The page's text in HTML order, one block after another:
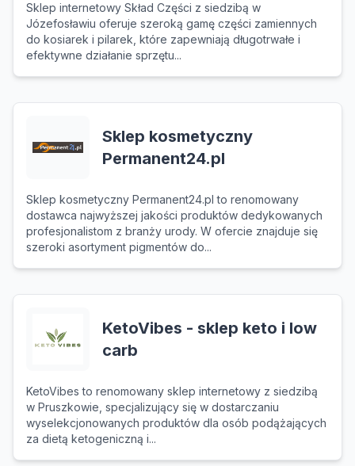
Sklep internetowy Skład Części z siedzibą w
Józefosławiu oferuje szeroką gamę części zamiennych
do kosiarek i pilarek, które zapewniają długotrwałe i
efektywne działanie sprzętu...
Sklep kosmetyczny
Permanent24.pl
Sklep kosmetyczny Permanent24.pl to renomowany
dostawca najwyższej jakości produktów dedykowanych
profesjonalistom z branży urody. W ofercie znajduje się
szeroki asortyment pigmentów do...
KetoVibes - sklep keto i low
carb
KetoVibes to renomowany sklep internetowy z siedzibą
w Pruszkowie, specjalizujący się w dostarczaniu
wyselekcjonowanych produktów dla osób podążających
za dietą ketogeniczną i...